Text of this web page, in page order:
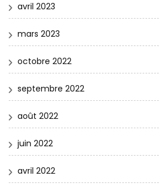
avril 2023
mars 2023
octobre 2022
septembre 2022
août 2022
juin 2022
avril 2022